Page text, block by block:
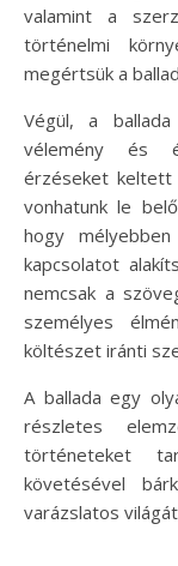
valamint a
történelmi
megértsük a
Végül, a
vélemény és
érzéseket keltett
vonhatunk le
hogy
kapcsolatot
nemcsak a
személyes
költészet iránti
A ballada egy
részletes
történeteket
követésével
varázslatos